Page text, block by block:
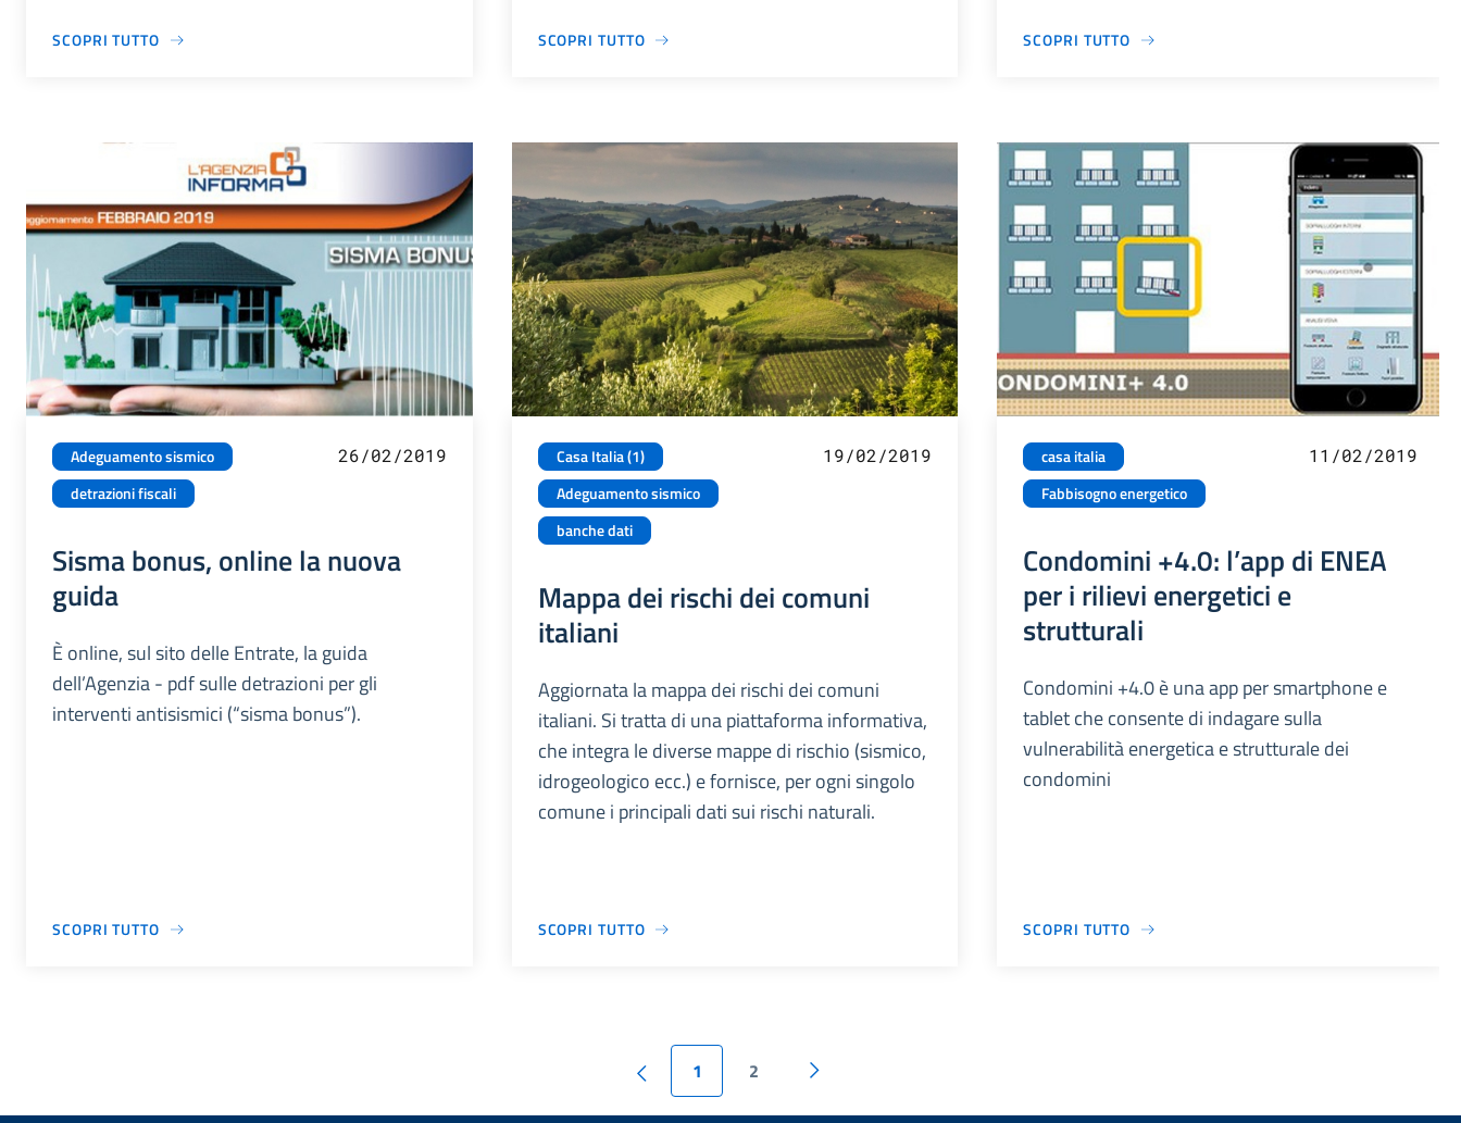
SCOPRI TUTTO SCOPRI TUTTO SCOPRI TUTTO
Adeguamento sismico
detrazioni fiscali
26/02/2019
Sisma bonus, online la nuova
guida
È online, sul sito delle Entrate, la guida
dell’Agenzia - pdf sulle detrazioni per gli
interventi antisismici (“sisma bonus”).
SCOPRI TUTTO
Casa Italia (1)
Adeguamento sismico
banche dati
19/02/2019
Mappa dei rischi dei comuni
italiani
Aggiornata la mappa dei rischi dei comuni
italiani. Si tratta di una piattaforma informativa,
che integra le diverse mappe di rischio (sismico,
idrogeologico ecc.) e fornisce, per ogni singolo
comune i principali dati sui rischi naturali.
SCOPRI TUTTO
casa italia
Fabbisogno energetico
11/02/2019
Condomini +4.0: l’app di ENEA
per i rilievi energetici e
strutturali
Condomini +4.0 è una app per smartphone e
tablet che consente di indagare sulla
vulnerabilità energetica e strutturale dei
condomini
SCOPRI TUTTO
1 2